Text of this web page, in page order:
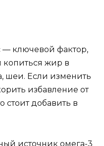
— ключевой фактор,
копиться жир в
шеи. Если изменить
избавление от
стоит добавить в
источник омега-3